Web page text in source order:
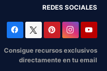
REDES SOCIALES
Consigue recursos exclusivos
directamente en tu email